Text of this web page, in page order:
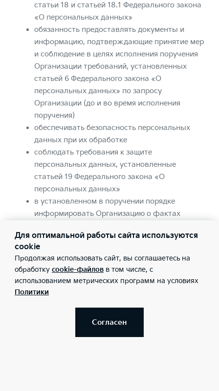
статьи 18 и статьей 18.1 Федерального закона
«О персональных данных»
обязанность предоставлять документы и
информацию, подтверждающие принятие мер
и соблюдение в целях исполнения поручения
Организации требований, установленных
статьей 6 Федерального закона «О
персональных данных» по запросу
Организации (до и во время исполнения
поручения)
обеспечивать безопасность персональных
данных при их обработке
соблюдать требования к защите
персональных данных, установленные
статьей 19 Федерального закона «О
персональных данных»
в установленном в поручении порядке
информировать Организацию о фактах
(предоставления, распространения, доступа)
ПДн, повлекшей нарушение прав субъектов
персональных данных
обязательство соблюдать иные условия
обработки и защиты ПДн, которые были
лицам относятся, в частности, дилерские и
сервисные предприятия Kia в России
Для оптимальной работы сайта используются
cookie
Продолжая использовать сайт, вы соглашаетесь на
обработку cookie-файлов в том числе, с
использованием метрических программ на условиях
Политики
Согласен